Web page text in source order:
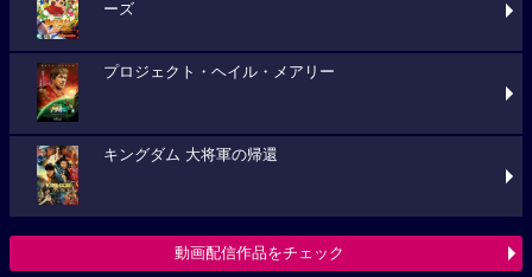
ーズ
プロジェクト・ヘイル・メアリー
キングダム 大将軍の帰還
動画配信作品をチェック